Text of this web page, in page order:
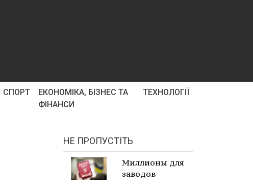
СПОРТ
ЕКОНОМІКА, БІЗНЕС ТА
ФІНАНСИ
ТЕХНОЛОГІЇ
НЕ ПРОПУСТІТЬ
Миллионы для
заводов